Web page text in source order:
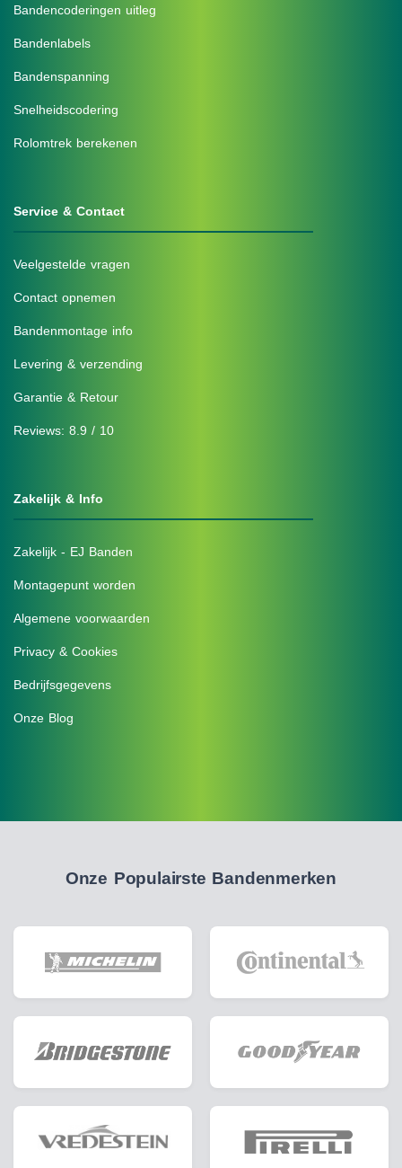
Bandencoderingen uitleg
Bandenlabels
Bandenspanning
Snelheidscodering
Rolomtrek berekenen
Service & Contact
Veelgestelde vragen
Contact opnemen
Bandenmontage info
Levering & verzending
Garantie & Retour
Reviews: 8.9 / 10
Zakelijk & Info
Zakelijk - EJ Banden
Montagepunt worden
Algemene voorwaarden
Privacy & Cookies
Bedrijfsgegevens
Onze Blog
Onze Populairste Bandenmerken